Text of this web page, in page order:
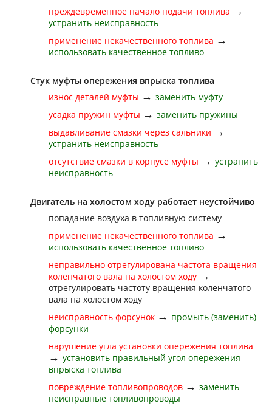
преждевременное начало подачи топлива →
устранить неисправность
применение некачественного топлива →
использовать качественное топливо
Стук муфты опережения впрыска топлива
износ деталей муфты → заменить муфту
усадка пружин муфты → заменить пружины
выдавливание смазки через сальники →
устранить неисправность
отсутствие смазки в корпусе муфты → устранить
неисправность
Двигатель на холостом ходу работает неустойчиво
попадание воздуха в топливную систему
применение некачественного топлива →
использовать качественное топливо
неправильно отрегулирована частота вращения
коленчатого вала на холостом ходу →
отрегулировать частоту вращения коленчатого
вала на холостом ходу
неисправность форсунок → промыть (заменить)
форсунки
нарушение угла установки опережения топлива
→ установить правильный угол опережения
впрыска топлива
повреждение топливопроводов → заменить
неисправные топливопроводы